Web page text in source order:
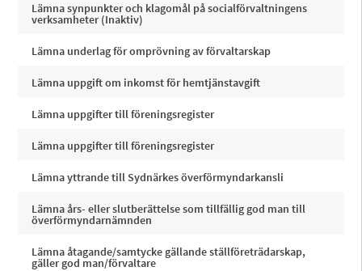
Lämna synpunkter och klagomål på socialförvaltningens
verksamheter (Inaktiv)
Lämna underlag för omprövning av förvaltarskap
Lämna uppgift om inkomst för hemtjänstavgift
Lämna uppgifter till föreningsregister
Lämna uppgifter till föreningsregister
Lämna yttrande till Sydnärkes överförmyndarkansli
Lämna års- eller slutberättelse som tillfällig god man till
överförmyndarnämnden
Lämna åtagande/samtycke gällande ställföreträdarskap,
gäller god man/förvaltare